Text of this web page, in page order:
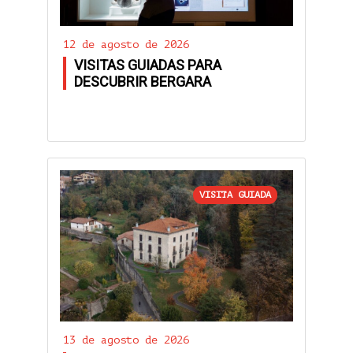
12 de agosto de 2026
VISITAS GUIADAS PARA
DESCUBRIR BERGARA
VISITA GUIADA
13 de agosto de 2026